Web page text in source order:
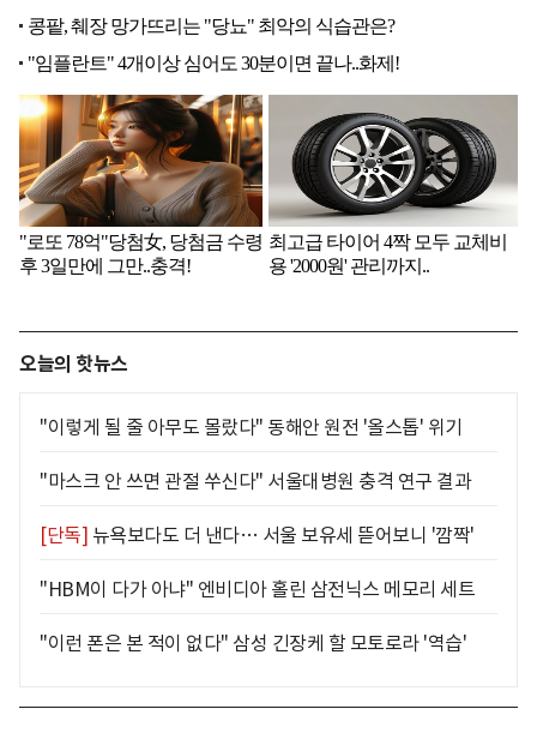
오늘의 핫뉴스
"이렇게 될 줄 아무도 몰랐다" 동해안 원전 '올스톱' 위기
"마스크 안 쓰면 관절 쑤신다" 서울대병원 충격 연구 결과
[단독] 뉴욕보다도 더 낸다… 서울 보유세 뜯어보니 '깜짝'
"HBM이 다가 아냐" 엔비디아 홀린 삼전닉스 메모리 세트
"이런 폰은 본 적이 없다" 삼성 긴장케 할 모토로라 '역습'